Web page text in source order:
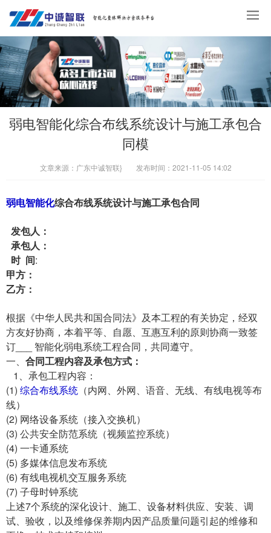
弱电智能化综合布线系统设计与施工承包合
同模
文章来源： 广东中诚智联} 发布时间： 2021-11-05 14:02
弱电智能化综合布线系统设计与施工承包合同
发包人：
承包人：
时 间:
甲方：
乙方：
根据《中华人民共和国合同法》及本工程的有关协定，经双
方友好协商，本着平等、自愿、互惠互利的原则协商一致签
订___ 智能化弱电系统工程合同，共同遵守。
一、 合同工程内容及承包方式：
1、承包工程内容：
(1) 综合布线系统 （内网、外网、语音、无线、有线电视等布
线）
(2) 网络设备系统（接入交换机）
(3) 公共安全防范系统（视频监控系统）
(4) 一卡通系统
(5) 多媒体信息发布系统
(6) 有线电视机交互服务系统
(7) 子母时钟系统
上述7个系统的深化设计、施工、设备材料供应、安装、调
试、验收，以及维修保养期内因产品质量问题引起的维修和